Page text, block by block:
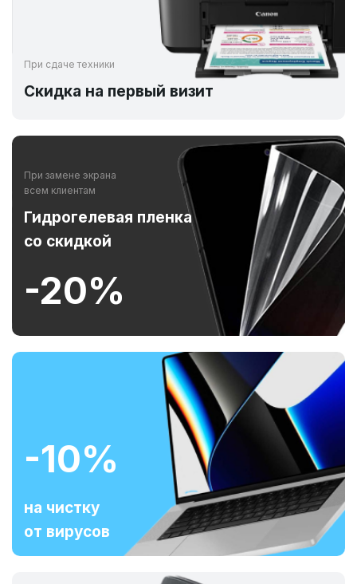
При сдаче техники
Скидка на первый визит
При замене экрана
всем клиентам
Гидрогелевая пленка
со скидкой
-20%
-10%
на чистку
от вирусов